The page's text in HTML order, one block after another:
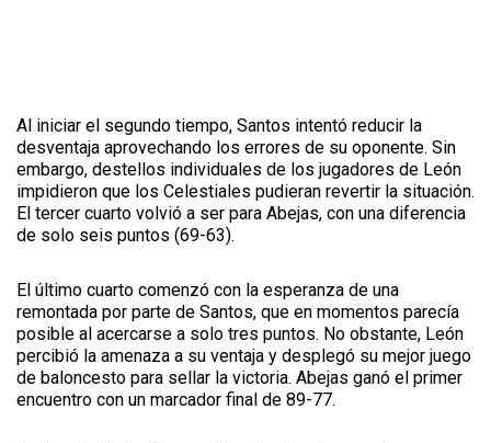
Al iniciar el segundo tiempo, Santos intentó reducir la
desventaja aprovechando los errores de su oponente. Sin
embargo, destellos individuales de los jugadores de León
impidieron que los Celestiales pudieran revertir la situación.
El tercer cuarto volvió a ser para Abejas, con una diferencia
de solo seis puntos (69-63).
El último cuarto comenzó con la esperanza de una
remontada por parte de Santos, que en momentos parecía
posible al acercarse a solo tres puntos. No obstante, León
percibió la amenaza a su ventaja y desplegó su mejor juego
de baloncesto para sellar la victoria. Abejas ganó el primer
encuentro con un marcador final de 89-77.